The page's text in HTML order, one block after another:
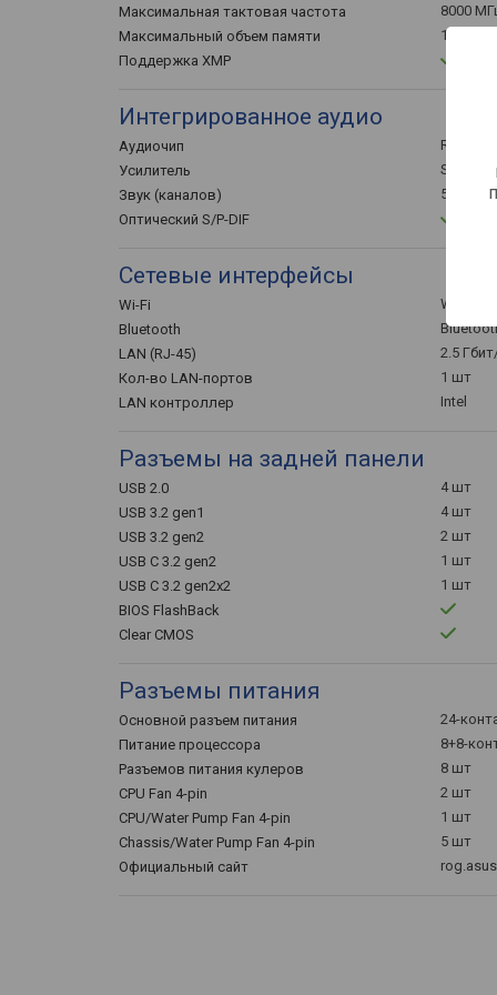
Максимальная тактовая частота
8000
Максимальный объем памяти
192 ГБ
Поддержка XMP
Интегрированное аудио
Аудиочип
ROG
Усилитель
Savitech
Звук (каналов)
5.1
Оптический S/P-DIF
Сетевые интерфейсы
Wi-Fi
Wi-Fi 7
Bluetooth
LAN (RJ-45)
2.5
Кол-во LAN-портов
1 шт
LAN контроллер
Intel
Разъемы на задней панели
USB 2.0
4 шт
USB 3.2 gen1
4 шт
USB 3.2 gen2
2 шт
USB C 3.2 gen2
1 шт
USB C 3.2 gen2x2
1 шт
BIOS FlashBack
Clear CMOS
Разъемы питания
Основной разъем питания
24-
Питание процессора
8+8-
Разъемов питания кулеров
8 шт
CPU Fan 4-pin
2 шт
CPU/Water Pump Fan 4-pin
1 шт
Chassis/Water Pump Fan 4-pin
5 шт
Официальный сайт